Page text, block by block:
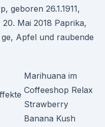
geboren 26.1.1911,
Mai 2018 Paprika,
Apfel und raubende
Marihuana im
Coffeeshop Relax
Strawberry
Banana Kush